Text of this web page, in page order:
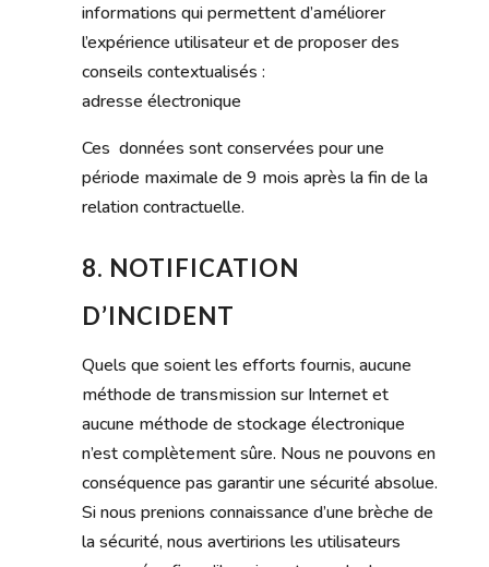
informations qui permettent d’améliorer
l’expérience utilisateur et de proposer des
conseils contextualisés :
adresse électronique
Ces données sont conservées pour une
période maximale de 9 mois après la fin de la
relation contractuelle.
8. NOTIFICATION
D’INCIDENT
Quels que soient les efforts fournis, aucune
méthode de transmission sur Internet et
aucune méthode de stockage électronique
n’est complètement sûre. Nous ne pouvons en
conséquence pas garantir une sécurité absolue.
Si nous prenions connaissance d’une brèche de
la sécurité, nous avertirions les utilisateurs